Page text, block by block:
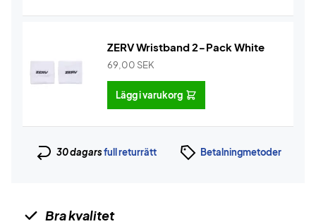
ZERV Wristband 2-Pack White
69,00 SEK
Lägg i varukorg
30 dagarsfull returrätt Betalningmetoder
Bra kvalitet